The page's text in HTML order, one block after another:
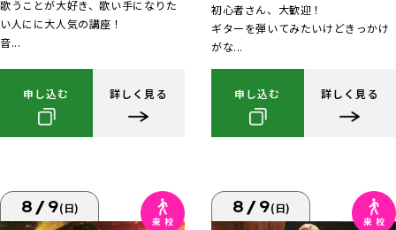
歌うことが大好き、歌い手になりた
い人にに大人気の講座！
音...
申し込む 詳しく見る
初心者さん、大歓迎！
ギターを弾いてみたいけどきっかけ
がな...
申し込む 詳しく見る
8/9(日) 8/9(日)